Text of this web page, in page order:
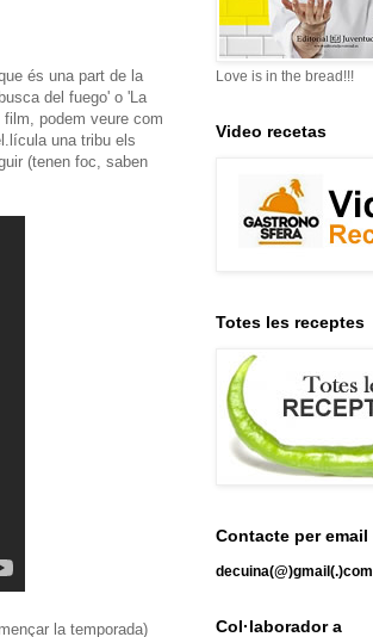
que és una part de la
del fuego' o 'La
podem veure com
una tribu els
(tenen foc, saben
la temporada)
Love is in the bread!!!
Video recetas
Totes les receptes
Contacte per email
decuina(@)gmail(.)com
Col·laborador a